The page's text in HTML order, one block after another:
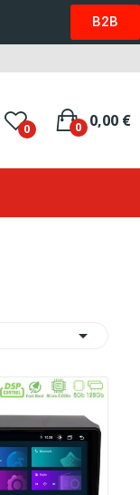
B2B
0 0,00 €
0
